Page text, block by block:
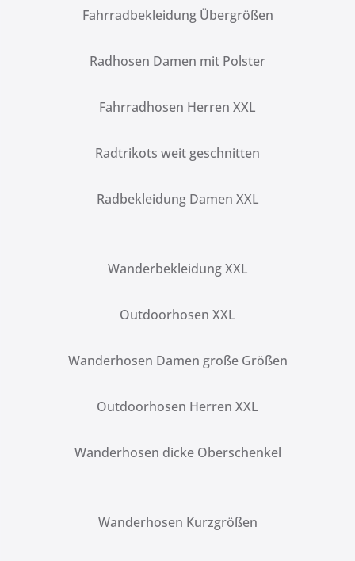
Fahrradbekleidung Übergrößen
Radhosen Damen mit Polster
Fahrradhosen Herren XXL
Radtrikots weit geschnitten
Radbekleidung Damen XXL
Wanderbekleidung XXL
Outdoorhosen XXL
Wanderhosen Damen große Größen
Outdoorhosen Herren XXL
Wanderhosen dicke Oberschenkel
Wanderhosen Kurzgrößen